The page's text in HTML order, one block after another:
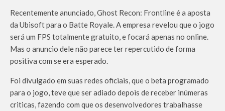
Recentemente anunciado, Ghost Recon: Frontline é a aposta
da Ubisoft para o Batte Royale. A empresa revelou que o jogo
será um FPS totalmente gratuito, e focará apenas no online.
Mas o anuncio dele não parece ter repercutido de forma
positiva com se era esperado.
Foi divulgado em suas redes oficiais, que o beta programado
para o jogo, teve que ser adiado depois de receber inúmeras
criticas, fazendo com que os desenvolvedores trabalhasse